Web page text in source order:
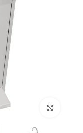
اضغط للتكبير